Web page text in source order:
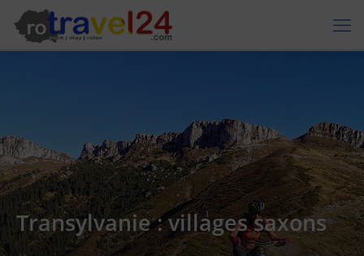
Transylvanie : villages saxons